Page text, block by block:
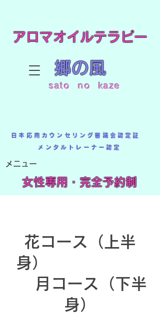
アロマオイルテラピー
郷の風
​女性専用・完全予約制
日本応用カウンセリング審議会認定証
メンタルトレーナー認定
sato no kaze
メニュー
花コース（上半
身）
月コース（下半
身）